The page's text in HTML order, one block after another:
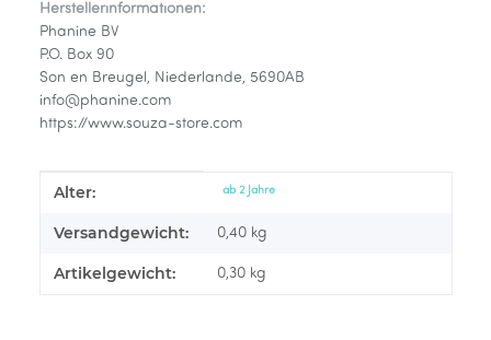
Herstellerinformationen:
Phanine BV
P.O. Box 90
Son en Breugel, Niederlande, 5690AB
info@phanine.com
https://www.souza-store.com
Produkteigenschaft
Wert
Alter: ab 2 Jahre
Versandgewicht: 0,40 kg
Artikelgewicht: 0,30 kg